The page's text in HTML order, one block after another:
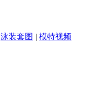
泳装套图 | 模特视频